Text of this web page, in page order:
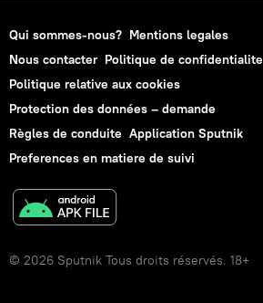
Qui sommes-nous? Mentions legales
Nous contacter Politique de confidentialite
Politique relative aux cookies
Protection des données – demande
Règles de conduite Application Sputnik
Preferences en matiere de suivi
© 2026 Sputnik Tous droits réservés. 18+